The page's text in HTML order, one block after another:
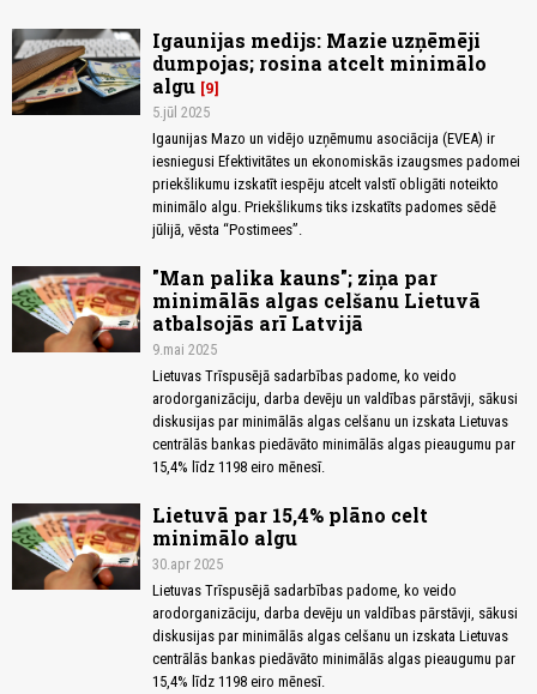
Igaunijas medijs: Mazie uzņēmēji
dumpojas; rosina atcelt minimālo
algu 9
5.jūl 2025
Igaunijas Mazo un vidējo uzņēmumu asociācija (EVEA) ir
iesniegusi Efektivitātes un ekonomiskās izaugsmes padomei
priekšlikumu izskatīt iespēju atcelt valstī obligāti noteikto
minimālo algu. Priekšlikums tiks izskatīts padomes sēdē
jūlijā, vēsta “Postimees”.
"Man palika kauns"; ziņa par
minimālās algas celšanu Lietuvā
atbalsojās arī Latvijā
9.mai 2025
Lietuvas Trīspusējā sadarbības padome, ko veido
arodorganizāciju, darba devēju un valdības pārstāvji, sākusi
diskusijas par minimālās algas celšanu un izskata Lietuvas
centrālās bankas piedāvāto minimālās algas pieaugumu par
15,4% līdz 1198 eiro mēnesī.
Lietuvā par 15,4% plāno celt
minimālo algu
30.apr 2025
Lietuvas Trīspusējā sadarbības padome, ko veido
arodorganizāciju, darba devēju un valdības pārstāvji, sākusi
diskusijas par minimālās algas celšanu un izskata Lietuvas
centrālās bankas piedāvāto minimālās algas pieaugumu par
15,4% līdz 1198 eiro mēnesī.